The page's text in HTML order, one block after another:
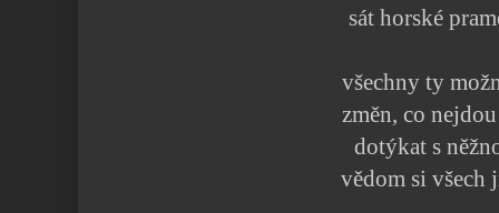
sát horské
všechny ty
změn, co
dotýkat s
vědom si všech